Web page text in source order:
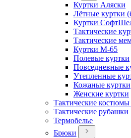
Куртки Аляски
Лётные куртки
Куртки
Тактические
Тактические
Куртки М-65
Полевые куртки
Повседневные
Утепленные
Кожаные куртки
Женские куртки
Тактические
Тактические рубашки
Термобелье
Брюки